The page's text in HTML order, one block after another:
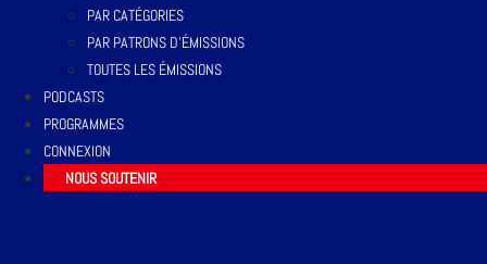
PAR CATÉGORIES
PAR PATRONS D’ÉMISSIONS
TOUTES LES ÉMISSIONS
PODCASTS
PROGRAMMES
CONNEXION
NOUS SOUTENIR